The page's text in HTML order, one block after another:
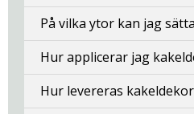
På vilka ytor kan jag
Hur applicerar jag
Hur levereras